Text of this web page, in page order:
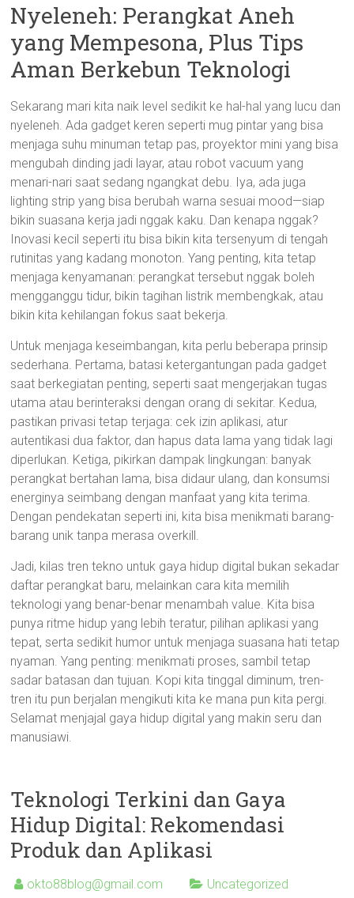
Nyeleneh: Perangkat Aneh
yang Mempesona, Plus Tips
Aman Berkebun Teknologi
Sekarang mari kita naik level sedikit ke hal-hal yang lucu dan
nyeleneh. Ada gadget keren seperti mug pintar yang bisa
menjaga suhu minuman tetap pas, proyektor mini yang bisa
mengubah dinding jadi layar, atau robot vacuum yang
menari-nari saat sedang ngangkat debu. Iya, ada juga
lighting strip yang bisa berubah warna sesuai mood—siap
bikin suasana kerja jadi nggak kaku. Dan kenapa nggak?
Inovasi kecil seperti itu bisa bikin kita tersenyum di tengah
rutinitas yang kadang monoton. Yang penting, kita tetap
menjaga kenyamanan: perangkat tersebut nggak boleh
mengganggu tidur, bikin tagihan listrik membengkak, atau
bikin kita kehilangan fokus saat bekerja.
Untuk menjaga keseimbangan, kita perlu beberapa prinsip
sederhana. Pertama, batasi ketergantungan pada gadget
saat berkegiatan penting, seperti saat mengerjakan tugas
utama atau berinteraksi dengan orang di sekitar. Kedua,
pastikan privasi tetap terjaga: cek izin aplikasi, atur
autentikasi dua faktor, dan hapus data lama yang tidak lagi
diperlukan. Ketiga, pikirkan dampak lingkungan: banyak
perangkat bertahan lama, bisa didaur ulang, dan konsumsi
energinya seimbang dengan manfaat yang kita terima.
Dengan pendekatan seperti ini, kita bisa menikmati barang-
barang unik tanpa merasa overkill.
Jadi, kilas tren tekno untuk gaya hidup digital bukan sekadar
daftar perangkat baru, melainkan cara kita memilih
teknologi yang benar-benar menambah value. Kita bisa
punya ritme hidup yang lebih teratur, pilihan aplikasi yang
tepat, serta sedikit humor untuk menjaga suasana hati tetap
nyaman. Yang penting: menikmati proses, sambil tetap
sadar batasan dan tujuan. Kopi kita tinggal diminum, tren-
tren itu pun berjalan mengikuti kita ke mana pun kita pergi.
Selamat menjajal gaya hidup digital yang makin seru dan
manusiawi.
Teknologi Terkini dan Gaya
Hidup Digital: Rekomendasi
Produk dan Aplikasi
okto88blog@gmail.com Uncategorized